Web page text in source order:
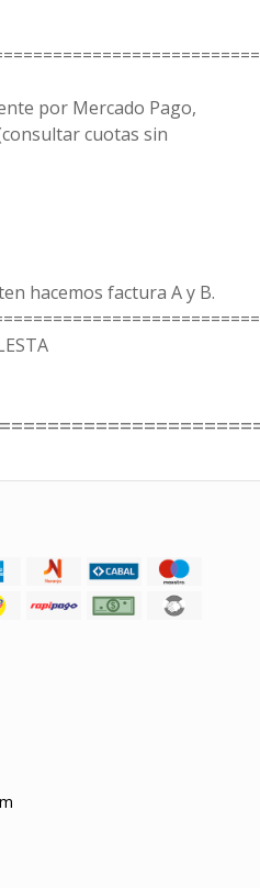
por Mercado Pago,
cuotas sin
hacemos factura A y B.